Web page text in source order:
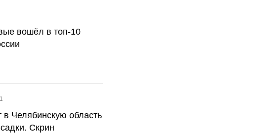
вошёл в топ-10
1
Челябинскую область
Скрин